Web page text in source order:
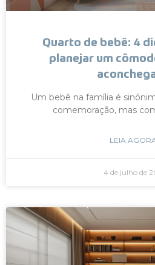
Quarto de bebê: 4
planejar um
Um bebê na família é
comemoração, mas
LEIA
4 de julho de